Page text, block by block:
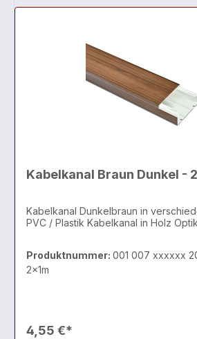
Kabelkanal Braun Dunkel -
Kabelkanal Dunkelbraun in
PVC / Plastik Kabelkanal in Holz
Produktnummer: 001 007 xxxxxx
2x1m
4,55 €*